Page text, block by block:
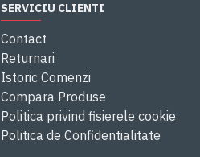
SERVICIU CLIENTI
Contact
Returnari
Istoric Comenzi
Compara Produse
Politica privind fisierele cookie
Politica de Confidentialitate